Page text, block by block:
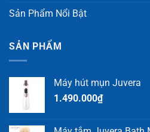
Sản Phẩm Nổi Bật
SẢN PHẨM
Máy hút mụn Juvera
1.490.000₫